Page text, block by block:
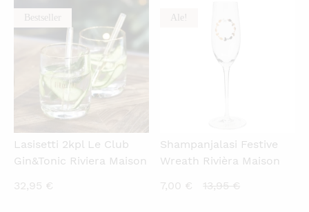
BestsellerKATSO PIKANÄKYMÄ
Lasisetti 2kpl Le Club
Gin&Tonic Riviera Maison
32,95 €
Ale!
Shampanjalasi Festive
Wreath Rivièra Maison
7,00 €
Nykyinen
13,95€